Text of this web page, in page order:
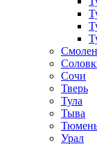
Сочи
Тверь
Тула
Тыва
Урал